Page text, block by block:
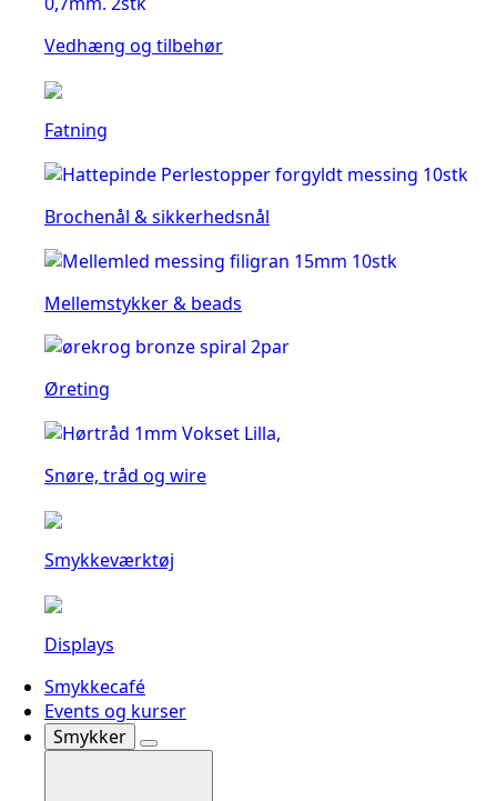
Vedhæng og tilbehør
Fatning
Brochenål & sikkerhedsnål
Mellemstykker & beads
Øreting
Snøre, tråd og wire
Smykkeværktøj
Displays
Smykkecafé
Events og kurser
Smykker